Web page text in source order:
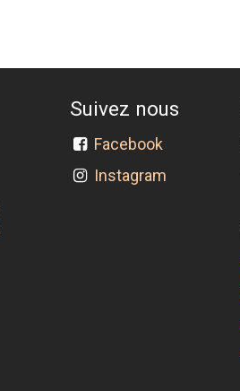
Suivez nous
Facebook
Instagram